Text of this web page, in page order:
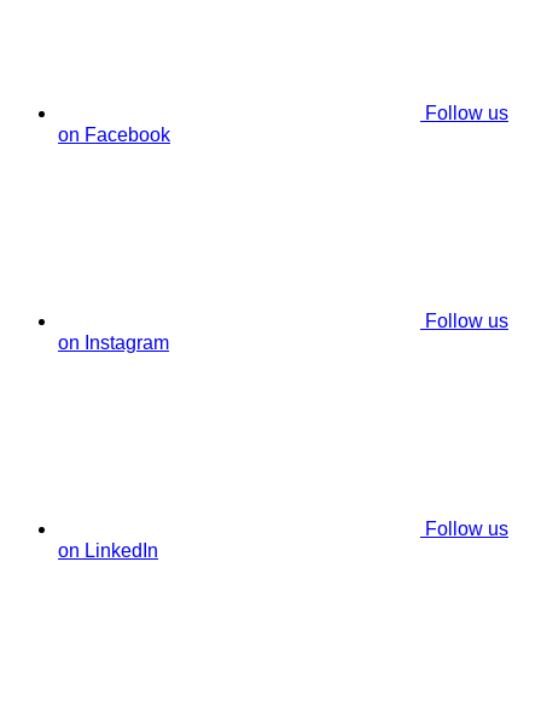
Follow us
on Facebook
Follow us
on Instagram
Follow us
on LinkedIn